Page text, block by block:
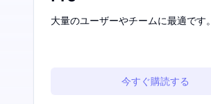
大量のユーザーやチームに最適です。
今すぐ購読する